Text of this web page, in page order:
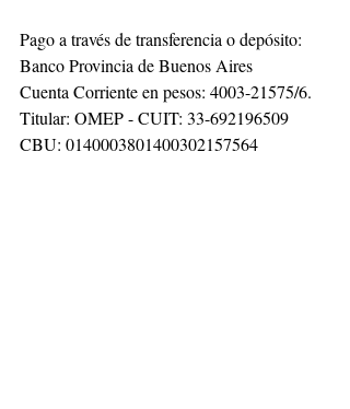
Pago a través de transferencia o depósito:
Banco Provincia de Buenos Aires
Cuenta Corriente en pesos: 4003-21575/6.
Titular: OMEP - CUIT: 33-692196509
CBU: 0140003801400302157564